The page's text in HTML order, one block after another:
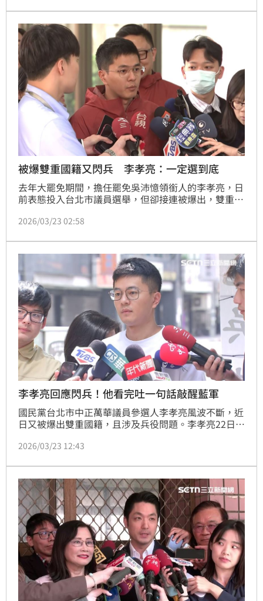
役局回應，李孝亮身分為「僑民」，依照舊制僑民在台
投資1000萬元，可申請暫緩徵兵。
被爆雙重國籍又閃兵 李孝亮：一定選到底
去年大罷免期間，擔任罷免吳沛憶領銜人的李孝亮，日
前表態投入台北市議員選舉，但卻接連被爆出，雙重國
（23）日李孝亮最新表態，自己一定會選到底！
2026/03/23 02:58
李孝亮回應閃兵！他看完吐一句話敲醒藍軍
國民黨台北市中正萬華議員參選人李孝亮風波不斷，近
日又被爆出雙重國籍，且涉及兵役問題。李孝亮22日親
論員黃益中看完聲明後，做出精闢解析，給藍營支持者
2026/03/23 12:43